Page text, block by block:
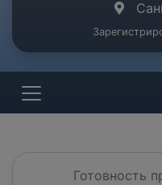
Готовность